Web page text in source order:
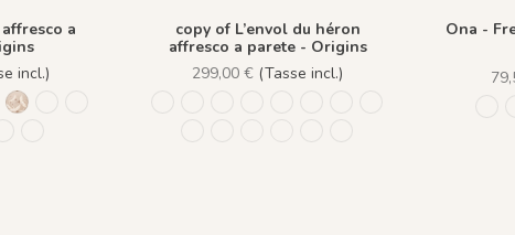
a
incl.)
Fond Beige
- Fond Blanc
Ivoire - Fond Bleu nuit
Azur - Fond Rose
- Plume Ivoire - Fond Bronze
1436 Plume Ivoire - Beige Latte
copy of L’envol du héron
affresco a parete - Origins
299,00 € (Tasse incl.)
Ona -